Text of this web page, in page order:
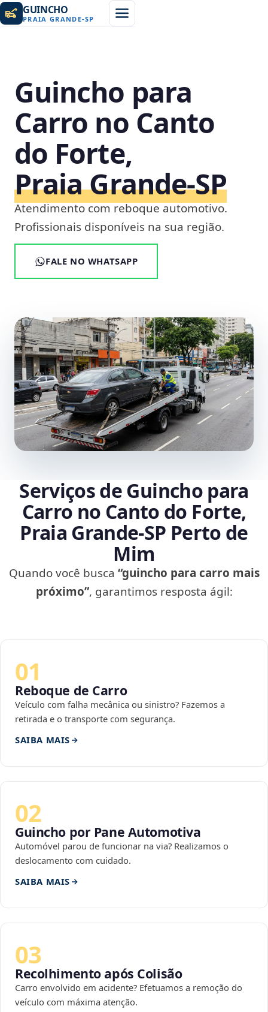
GUINCHO
PRAIA GRANDE-SP
Guincho para
Carro no Canto
do Forte,
Praia Grande‑SP
Atendimento com reboque automotivo.
Profissionais disponíveis na sua região.
FALE NO WHATSAPP
Serviços de Guincho para
Carro no Canto do Forte,
Praia Grande‑SP Perto de
Mim
Quando você busca “guincho para carro mais
próximo”, garantimos resposta ágil:
01
Reboque de Carro
Veículo com falha mecânica ou sinistro? Fazemos a
retirada e o transporte com segurança.
SAIBA MAIS
02
Guincho por Pane Automotiva
Automóvel parou de funcionar na via? Realizamos o
deslocamento com cuidado.
SAIBA MAIS
03
Recolhimento após Colisão
Carro envolvido em acidente? Efetuamos a remoção do
veículo com máxima atenção.